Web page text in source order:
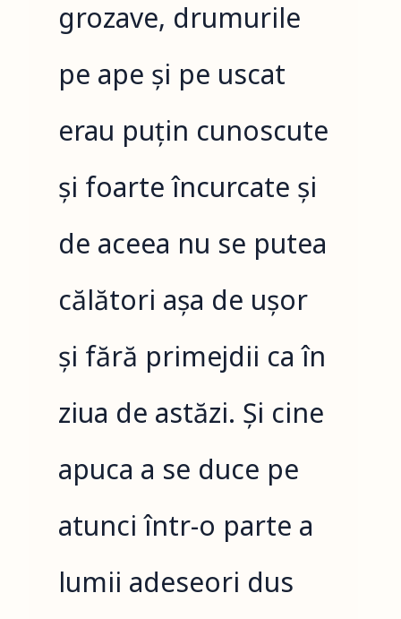
grozave, drumurile
pe ape și pe uscat
erau puțin cunoscute
și foarte încurcate și
de aceea nu se putea
călători așa de ușor
și fără primejdii ca în
ziua de astăzi. Și cine
apuca a se duce pe
atunci într-o parte a
lumii adeseori dus